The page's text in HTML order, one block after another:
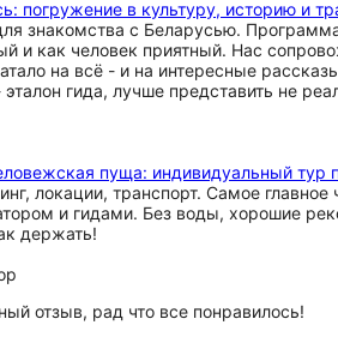
погружение в культуру, историю и
знакомства с Беларусью.
и как человек приятный. Нас
на всё - и на интересные
гида, лучше представить не
пуща: индивидуальный тур
локации, транспорт. Самое
и гидами. Без воды, хорошие
держать!
отзыв, рад что все понравилось!